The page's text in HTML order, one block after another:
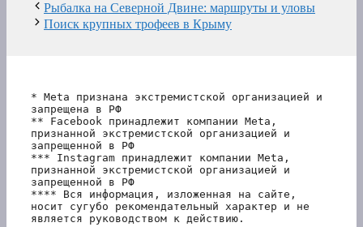
Рыбалка на Северной Двине: маршруты и уловы
Поиск крупных трофеев в Крыму
* Meta признана экстремистской организацией и
запрещена в РФ
** Facebook принадлежит компании Meta,
признанной экстремистской организацией и
запрещенной в РФ
*** Instagram принадлежит компании Meta,
признанной экстремистской организацией и
запрещенной в РФ
**** Вся информация, изложенная на сайте,
носит сугубо рекомендательный характер и не
является руководством к действию.